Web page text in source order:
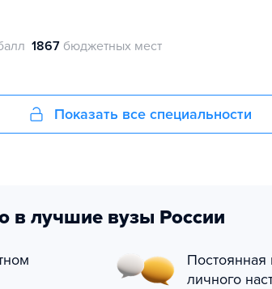
1867 бюджетных мест
Показать все специальности
в лучшие вузы России
личного